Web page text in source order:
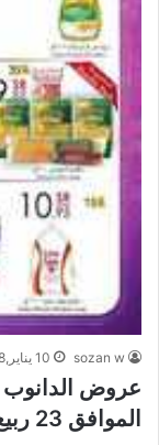
sozan w 10 يناير,2018
الموافق 23 ربيع الآخر 1439